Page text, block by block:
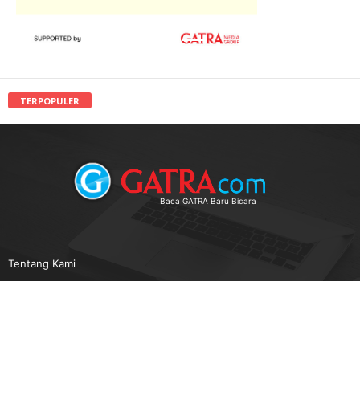
TERPOPULER
Baca GATRA Baru Bicara
Tentang Kami